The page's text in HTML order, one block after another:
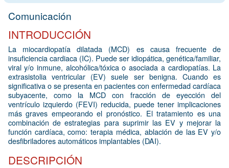
Comunicación
INTRODUCCIÓN
La miocardiopatía dilatada (MCD) es causa frecuente de
insuficiencia cardiaca (IC). Puede ser idiopática, genética/familiar,
viral y/o inmune, alcohólica/tóxica o asociada a cardiopatías. La
extrasistolia ventricular (EV) suele ser benigna. Cuando es
significativa o se presenta en pacientes con enfermedad cardíaca
subyacente, como la MCD con fracción de eyección del
ventrículo izquierdo (FEVI) reducida, puede tener implicaciones
más graves empeorando el pronóstico. El tratamiento es una
combinación de estrategias para suprimir las EV y mejorar la
función cardíaca, como: terapia médica, ablación de las EV y/o
desfibriladores automáticos implantables (DAI).
DESCRIPCIÓN